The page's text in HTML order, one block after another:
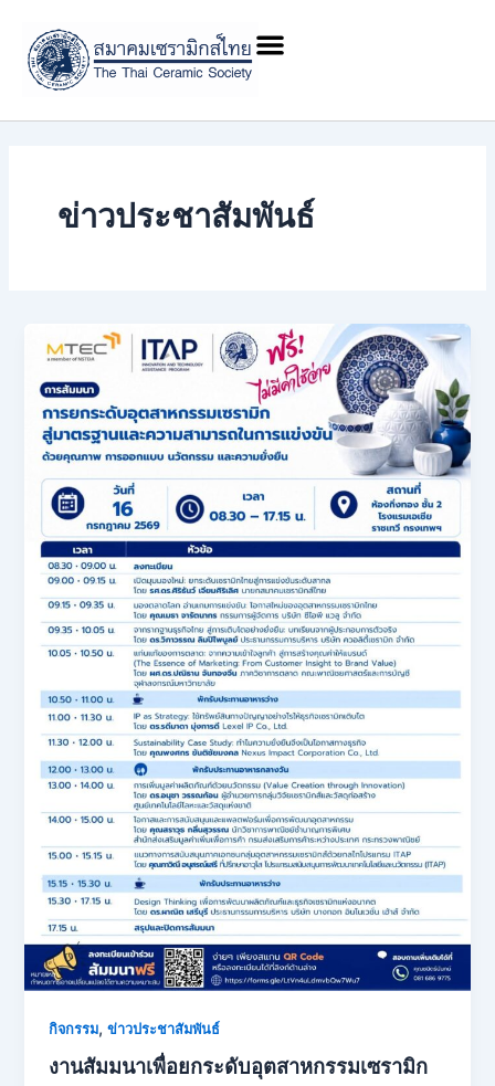
content
Menu
ข่าวประชาสัมพันธ์
กิจกรรม,ข่าวประชาสัมพันธ์
งานสัมมนาเพื่อยกระดับอุตสาหกรรมเซรามิก
pagination